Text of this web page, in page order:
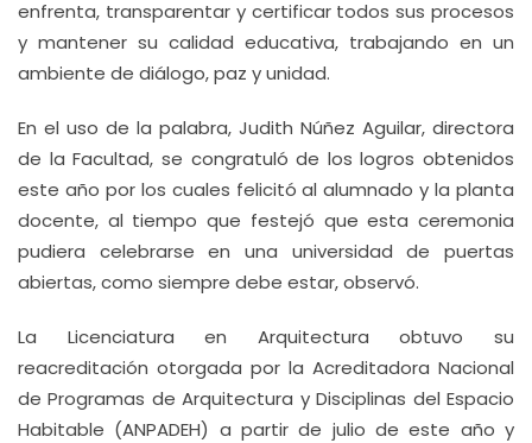
enfrenta, transparentar y certificar todos sus procesos
y mantener su calidad educativa, trabajando en un
ambiente de diálogo, paz y unidad.
En el uso de la palabra, Judith Núñez Aguilar, directora
de la Facultad, se congratuló de los logros obtenidos
este año por los cuales felicitó al alumnado y la planta
docente, al tiempo que festejó que esta ceremonia
pudiera celebrarse en una universidad de puertas
abiertas, como siempre debe estar, observó.
La Licenciatura en Arquitectura obtuvo su
reacreditación otorgada por la Acreditadora Nacional
de Programas de Arquitectura y Disciplinas del Espacio
Habitable (ANPADEH) a partir de julio de este año y